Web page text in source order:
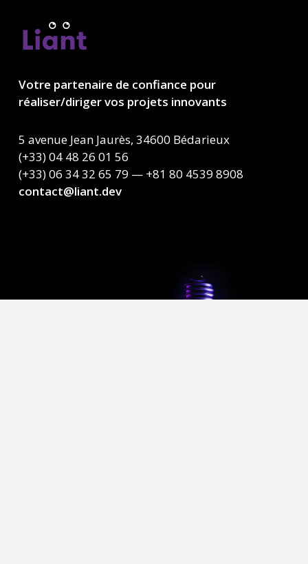
Votre partenaire de confiance pour
réaliser/diriger vos projets innovants
5 avenue Jean Jaurès, 34600 Bédarieux
(+33) 04 48 26 01 56
(+33) 06 34 32 65 79 — +81 80 4539 8908
contact@liant.dev